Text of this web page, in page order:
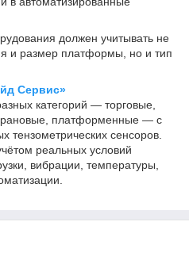
должен учитывать не
и размер платформы, но и тип
Сервис»
категорий — торговые,
платформенные — с
тензометрических сенсоров.
реальных условий
вибрации, температуры,